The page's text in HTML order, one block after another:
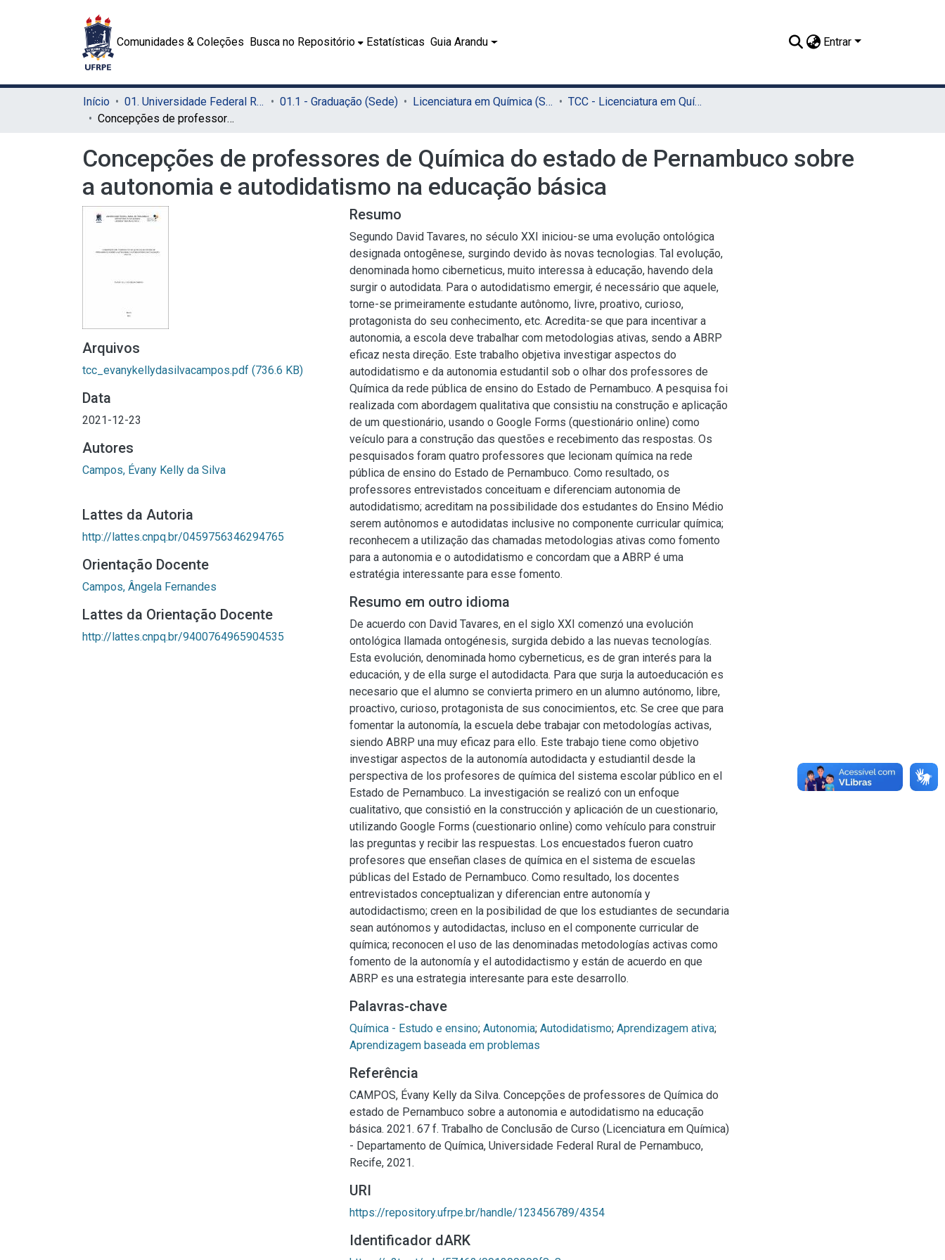
Comunidades & Coleções Busca no Repositório Estatísticas Guia Arandu Entrar
Início 01. Universidade Federal Rural de Pernambuco - UFRPE (Sede) 01.1 - Graduação (Sede) Licenciatura em Química (Sede)
TCC - Licenciatura em Química (Sede)
Concepções de professores de Química do estado de Pernambuco sobre a autonomia e autodidatismo na educação básica
Concepções de professores de Química do estado de Pernambuco sobre
a autonomia e autodidatismo na educação básica
Arquivos
tcc_evanykellydasilvacampos.pdf (736.6 KB)
Data
2021-12-23
Autores
Campos, Évany Kelly da Silva
Lattes da Autoria
http://lattes.cnpq.br/0459756346294765
Orientação Docente
Campos, Ângela Fernandes
Lattes da Orientação Docente
http://lattes.cnpq.br/9400764965904535
Resumo
Segundo David Tavares, no século XXI iniciou-se uma evolução ontológica
designada ontogênese, surgindo devido às novas tecnologias. Tal evolução,
denominada homo ciberneticus, muito interessa à educação, havendo dela
surgir o autodidata. Para o autodidatismo emergir, é necessário que aquele,
torne-se primeiramente estudante autônomo, livre, proativo, curioso,
protagonista do seu conhecimento, etc. Acredita-se que para incentivar a
autonomia, a escola deve trabalhar com metodologias ativas, sendo a ABRP
eficaz nesta direção. Este trabalho objetiva investigar aspectos do
autodidatismo e da autonomia estudantil sob o olhar dos professores de
Química da rede pública de ensino do Estado de Pernambuco. A pesquisa foi
realizada com abordagem qualitativa que consistiu na construção e aplicação
de um questionário, usando o Google Forms (questionário online) como
veículo para a construção das questões e recebimento das respostas. Os
pesquisados foram quatro professores que lecionam química na rede
pública de ensino do Estado de Pernambuco. Como resultado, os
professores entrevistados conceituam e diferenciam autonomia de
autodidatismo; acreditam na possibilidade dos estudantes do Ensino Médio
serem autônomos e autodidatas inclusive no componente curricular química;
reconhecem a utilização das chamadas metodologias ativas como fomento
para a autonomia e o autodidatismo e concordam que a ABRP é uma
estratégia interessante para esse fomento.
Resumo em outro idioma
De acuerdo con David Tavares, en el siglo XXI comenzó una evolución
ontológica llamada ontogénesis, surgida debido a las nuevas tecnologías.
Esta evolución, denominada homo cyberneticus, es de gran interés para la
educación, y de ella surge el autodidacta. Para que surja la autoeducación es
necesario que el alumno se convierta primero en un alumno autónomo, libre,
proactivo, curioso, protagonista de sus conocimientos, etc. Se cree que para
fomentar la autonomía, la escuela debe trabajar con metodologías activas,
siendo ABRP una muy eficaz para ello. Este trabajo tiene como objetivo
investigar aspectos de la autonomía autodidacta y estudiantil desde la
perspectiva de los profesores de química del sistema escolar público en el
Estado de Pernambuco. La investigación se realizó con un enfoque
cualitativo, que consistió en la construcción y aplicación de un cuestionario,
utilizando Google Forms (cuestionario online) como vehículo para construir
las preguntas y recibir las respuestas. Los encuestados fueron cuatro
profesores que enseñan clases de química en el sistema de escuelas
públicas del Estado de Pernambuco. Como resultado, los docentes
entrevistados conceptualizan y diferencian entre autonomía y
autodidactismo; creen en la posibilidad de que los estudiantes de secundaria
sean autónomos y autodidactas, incluso en el componente curricular de
química; reconocen el uso de las denominadas metodologías activas como
fomento de la autonomía y el autodidactismo y están de acuerdo en que
ABRP es una estrategia interesante para este desarrollo.
Palavras-chave
Química - Estudo e ensino; Autonomia; Autodidatismo; Aprendizagem ativa;
Aprendizagem baseada em problemas
Referência
CAMPOS, Évany Kelly da Silva. Concepções de professores de Química do
estado de Pernambuco sobre a autonomia e autodidatismo na educação
básica. 2021. 67 f. Trabalho de Conclusão de Curso (Licenciatura em Química)
- Departamento de Química, Universidade Federal Rural de Pernambuco,
Recife, 2021.
URI
https://repository.ufrpe.br/handle/123456789/4354
Identificador dARK